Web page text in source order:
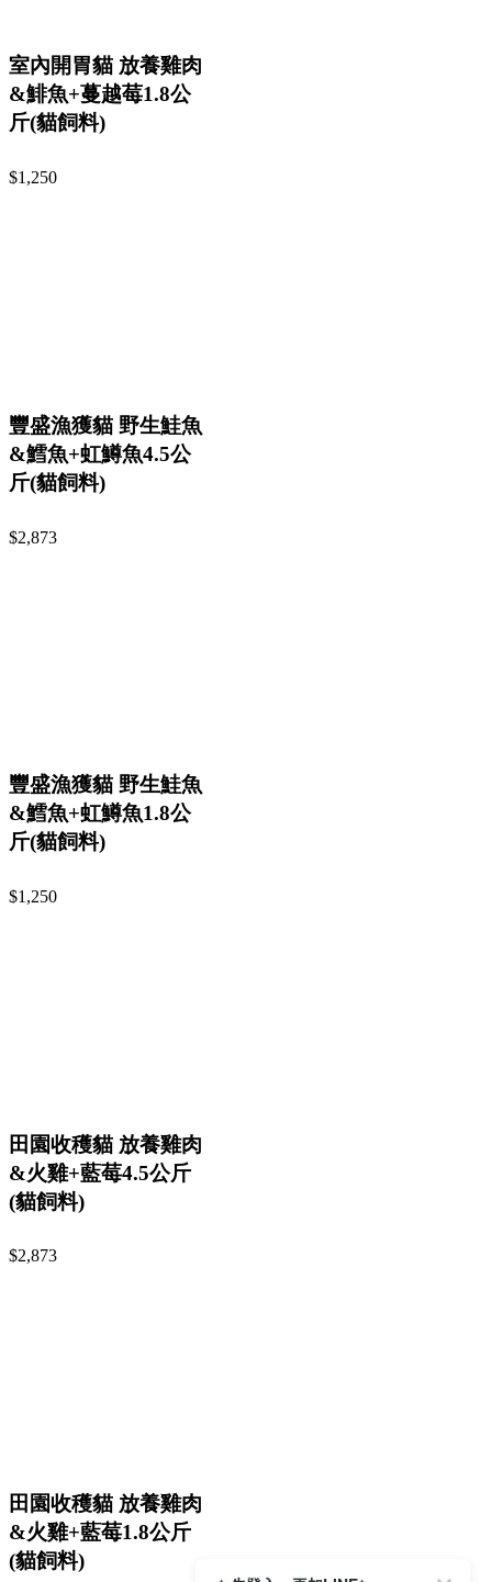
室內開胃貓 放養雞肉
&鯡魚+蔓越莓1.8公
斤(貓飼料)
$1,250
豐盛漁獲貓 野生鮭魚
&鱈魚+虹鱒魚4.5公
斤(貓飼料)
$2,873
豐盛漁獲貓 野生鮭魚
&鱈魚+虹鱒魚1.8公
斤(貓飼料)
$1,250
田園收穫貓 放養雞肉
&火雞+藍莓4.5公斤
(貓飼料)
$2,873
田園收穫貓 放養雞肉
&火雞+藍莓1.8公斤
(貓飼料)